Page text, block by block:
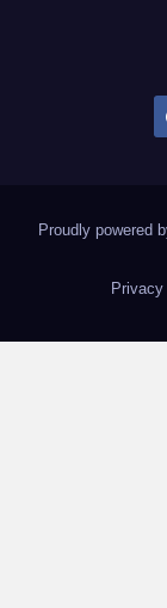
Proudly powered